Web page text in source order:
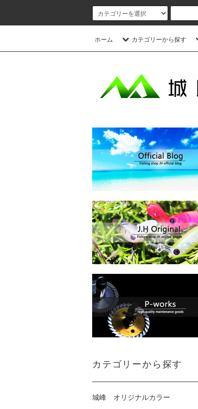
ホーム カテゴリーから探す
カテゴリーから探す
城峰 オリジナルカラー